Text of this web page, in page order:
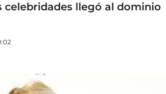
celebridades llegó al dominio